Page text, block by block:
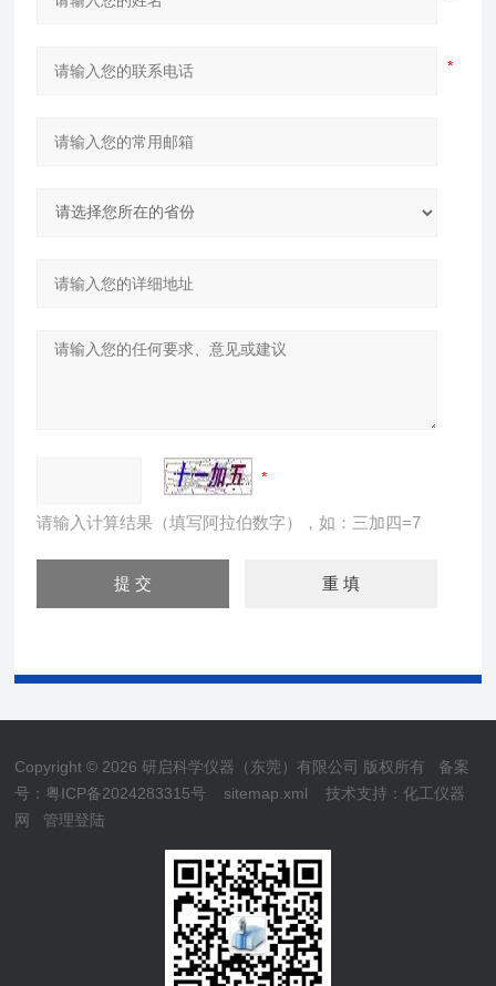
请输入计算结果（填写阿拉伯数字），如：三加四=7
Copyright © 2026 研启科学仪器（东莞）有限公司 版权所有 备案
号：粤ICP备2024283315号
sitemap.xml 技术支持：化工仪器
网
管理登陆